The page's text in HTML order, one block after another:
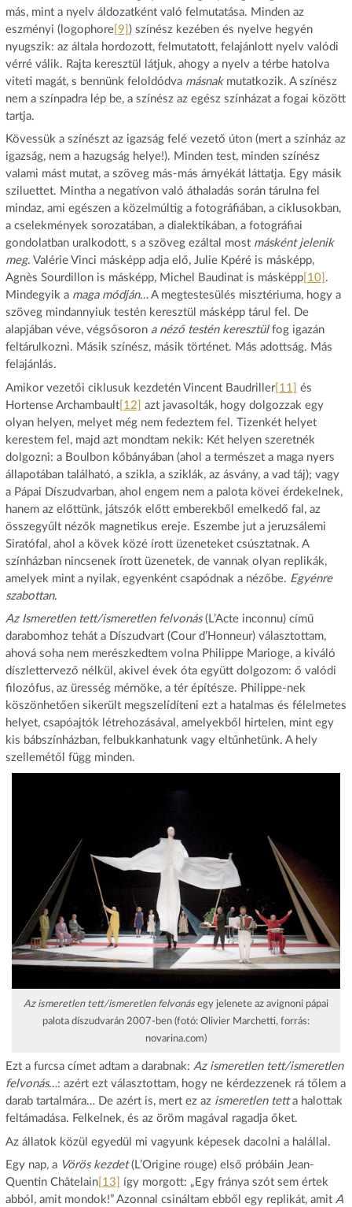
más, mint a nyelv áldozatként való felmutatása. Minden az
eszményi (logophore[9] ) színész kezében és nyelve hegyén
nyugszik: az általa hordozott, felmutatott, felajánlott nyelv valódi
vérré válik. Rajta keresztül látjuk, ahogy a nyelv a térbe hatolva
viteti magát, s bennünk feloldódva másnakmutatkozik. A színész
nem a színpadra lép be, a színész az egész színházat a fogai között
tartja.
Kövessük a színészt az igazság felé vezető úton (mert a színház az
igazság, nem a hazugság helye!). Minden test, minden színész
valami mást mutat, a szöveg más-más árnyékát láttatja. Egy másik
sziluettet. Mintha a negatívon való áthaladás során tárulna fel
mindaz, ami egészen a közelmúltig a fotográfiában, a ciklusokban,
a cselekmények sorozatában, a dialektikában, a fotográfiai
gondolatban uralkodott, s a szöveg ezáltal most másként jelenik
meg. Valérie Vinci másképp adja elő, Julie Kpéré is másképp,
Agnès Sourdillon is másképp, Michel Baudinat is másképp[10] .
Mindegyik a maga módján… A megtestesülés misztériuma, hogy a
szöveg mindannyiuk testén keresztül másképp tárul fel. De
alapjában véve, végsősoron a néző testén keresztül fog igazán
feltárulkozni. Másik színész, másik történet. Más adottság. Más
felajánlás.
Amikor vezetői ciklusuk kezdetén Vincent Baudriller[11]
és
Hortense Archambault[12]
azt javasolták, hogy dolgozzak egy
olyan helyen, melyet még nem fedeztem fel. Tizenkét helyet
kerestem fel, majd azt mondtam nekik: Két helyen szeretnék
dolgozni: a Boulbon kőbányában (ahol a természet a maga nyers
állapotában található, a szikla, a sziklák, az ásvány, a vad táj); vagy
a Pápai Díszudvarban, ahol engem nem a palota kövei érdekelnek,
hanem az előttünk, játszók előtt emberekből emelkedő fal, az
összegyűlt nézők magnetikus ereje. Eszembe jut a jeruzsálemi
Siratófal, ahol a kövek közé írott üzeneteket csúsztatnak. A
színházban nincsenek írott üzenetek, de vannak olyan replikák,
amelyek mint a nyilak, egyenként csapódnak a nézőbe. Egyénre
szabottan.
Az Ismeretlen tett/ismeretlen felvonás(L’Acte inconnu) című
darabomhoz tehát a Díszudvart (Cour d’Honneur) választottam,
ahová soha nem merészkedtem volna Philippe Marioge, a kiváló
díszlettervező nélkül, akivel évek óta együtt dolgozom: ő valódi
filozófus, az üresség mérnöke, a tér építésze. Philippe-nek
köszönhetően sikerült megszelídíteni ezt a hatalmas és félelmetes
helyet, csapóajtók létrehozásával, amelyekből hirtelen, mint egy
kis bábszínházban, felbukkanhatunk vagy eltűnhetünk. A hely
szellemétől függ minden.
Az ismeretlen tett/ismeretlen felvonásegy jelenete az avignoni pápai
palota díszudvarán 2007-ben (fotó: Olivier Marchetti, forrás:
novarina.com)
Ezt a furcsa címet adtam a darabnak: Az ismeretlen tett/ismeretlen
felvonás…: azért ezt választottam, hogy ne kérdezzenek rá tőlem a
darab tartalmára… De azért is, mert ez az ismeretlen tetta halottak
feltámadása. Felkelnek, és az öröm magával ragadja őket.
Az állatok közül egyedül mi vagyunk képesek dacolni a halállal.
Egy nap, a Vörös kezdet(L’Origine rouge) első próbáin Jean-
Quentin Châtelain[13]
így morgott: „Egy fránya szót sem értek
abból, amit mondok!” Azonnal csináltam ebből egy replikát, amit A